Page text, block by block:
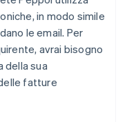
in modo simile
le email. Per
avrai bisogno
della sua
fatture